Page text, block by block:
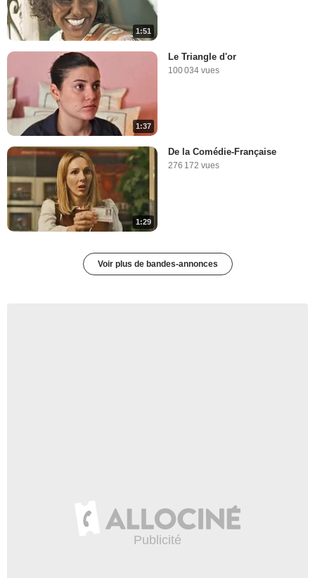
1:51
1:37
Le Triangle d'or
100 034 vues
1:29
De la Comédie-Française
276 172 vues
Voir plus de bandes-annonces